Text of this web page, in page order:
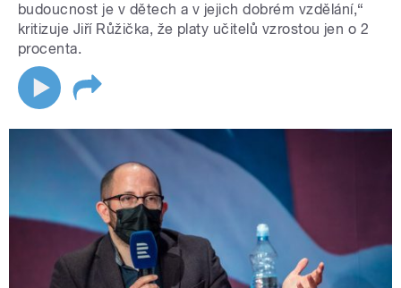
budoucnost je v dětech a v jejich dobrém vzdělání,“
kritizuje Jiří Růžička, že platy učitelů vzrostou jen o 2
procenta.